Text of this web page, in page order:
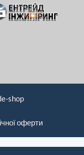
shop
оферти